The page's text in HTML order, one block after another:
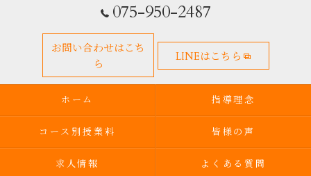
075-950-2487
お問い合わせはこち
ら
LINEはこちら
ホーム 指導理念
コース別授業料 皆様の声
求人情報 よくある質問